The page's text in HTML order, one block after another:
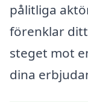
pålitliga
förenklar
steget mot
dina